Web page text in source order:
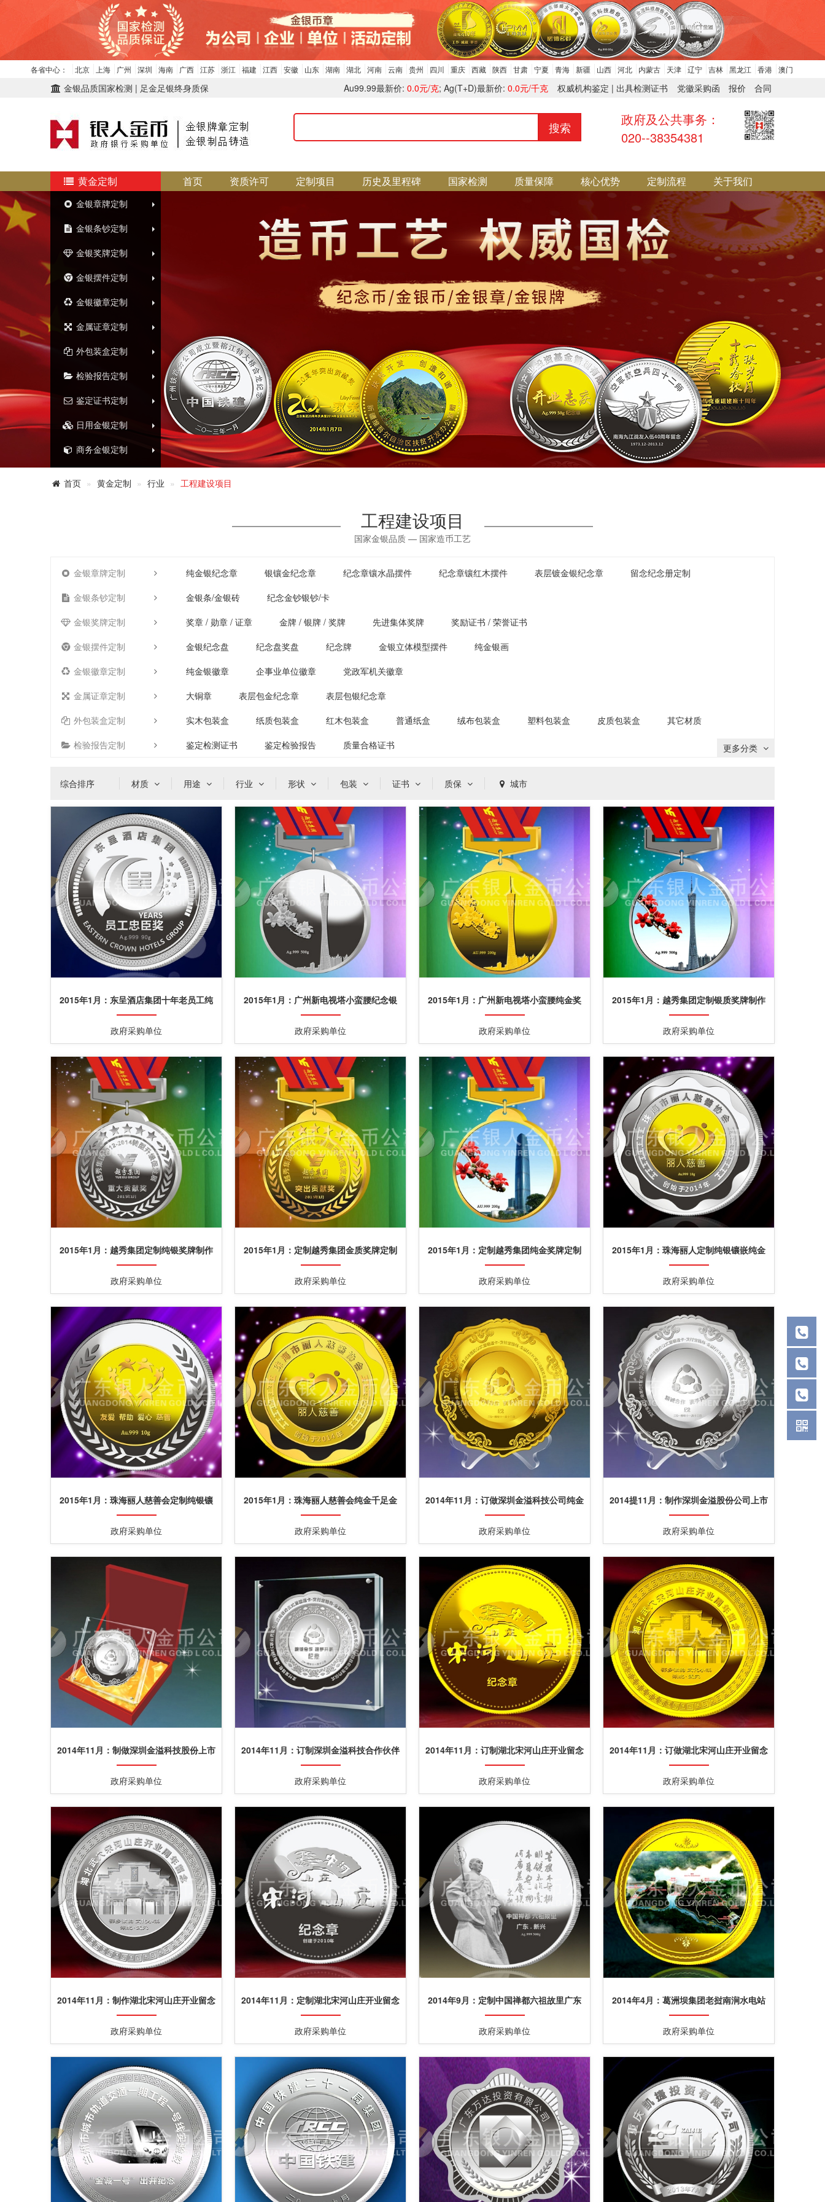
各省中心： 北京 上海 广州 深圳 海南 广西 江苏 浙江 福建 江西 安徽 山东 湖南 湖北 河南 云南 贵州 四川 重庆 西藏 陕西 甘肃 宁夏 青海 新疆 山西 河北 内蒙古 天津 辽宁 吉林 黑龙江 香港 澳门
金银品质国家检测 | 足金足银终身质保 党徽采购函 报价 合同
权威机构鉴定 | 出具检测证书
Au99.99最新价: 0.0元/克; Ag(T+D)最新价: 0.0元/千克
搜索
政府及公共事务：
020--38354381
黄金定制
金银章牌定制
金银条钞定制
金银奖牌定制
金银摆件定制
金银徽章定制
金属证章定制
外包装盒定制
检验报告定制
鉴定证书定制
日用金银定制
商务金银定制
首页 资质许可 定制项目 历史及里程碑 国家检测 质量保障 核心优势 定制流程 关于我们
首页 黄金定制 行业 工程建设项目
工程建设项目
国家金银品质 — 国家造币工艺
金银章牌定制 纯金银纪念章 银镶金纪念章 纪念章镶水晶摆件 纪念章镶红木摆件 表层镀金银纪念章
留念纪念册定制
金银条钞定制
金银条/金银砖
纪念金钞银钞/卡
金银奖牌定制
奖章 / 勋章 / 证章 金牌 / 银牌 / 奖牌 先进集体奖牌
奖励证书 / 荣誉证书
金银摆件定制
金银纪念盘 纪念盘奖盘 纪念牌 金银立体模型摆件
纯金银画
金银徽章定制
纯金银徽章 企事业单位徽章
党政军机关徽章
金属证章定制
大铜章 表层包金纪念章
表层包银纪念章
外包装盒定制
实木包装盒 纸质包装盒 红木包装盒 普通纸盒 绒布包装盒 塑料包装盒 皮质包装盒
其它材质
检验报告定制
鉴定检测证书 鉴定检验报告 质量合格证书 更多分类
综合排序 材质 用途 行业 形状 包装 证书 质保 城市
2015年1月：东呈酒店集团十年老员工纯
银牌制作纪念银章定制
政府采购单位
2015年1月：广州新电视塔小蛮腰纪念银
章定制纯银银章制作
政府采购单位
2015年1月：广州新电视塔小蛮腰纯金奖
牌制造定制千足金奖牌
政府采购单位
2015年1月：越秀集团定制银质奖牌制作
千足银奖牌定做
政府采购单位
2015年1月：越秀集团定制纯银奖牌制作
银质奖章定制
政府采购单位
2015年1月：定制越秀集团金质奖牌定制
千足金奖牌制作
政府采购单位
2015年1月：定制越秀集团纯金奖牌定制
金质奖章制作
政府采购单位
2015年1月：珠海丽人定制纯银镶嵌纯金
章银包金纪念章定制
政府采购单位
2015年1月：珠海丽人慈善会定制纯银镶
金银纪念章定制
政府采购单位
2015年1月：珠海丽人慈善会纯金千足金
黄金金牌定制
政府采购单位
2014年11月：订做深圳金溢科技公司纯金
银纪念金银盘订做
政府采购单位
2014提11月：制作深圳金溢股份公司上市
纪念盘纯银银盘制作
政府采购单位
2014年11月：制做深圳金溢科技股份上市
公司纪念银盘制作
政府采购单位
2014年11月：订制深圳金溢科技合作伙伴
纯银纪念盘定制
政府采购单位
2014年11月：订制湖北宋河山庄开业留念
纪念金牌金银章
政府采购单位
2014年11月：订做湖北宋河山庄开业留念
纪念金银纪念章
政府采购单位
2014年11月：制作湖北宋河山庄开业留念
纪念银质纪念章
政府采购单位
2014年11月：定制湖北宋河山庄开业留念
纪念银章
政府采购单位
2014年9月：定制中国禅都六祖故里广东
新兴纪念银章
政府采购单位
2014年4月：葛洲坝集团老挝南涧水电站
枢纽工程项目定制金牌
政府采购单位